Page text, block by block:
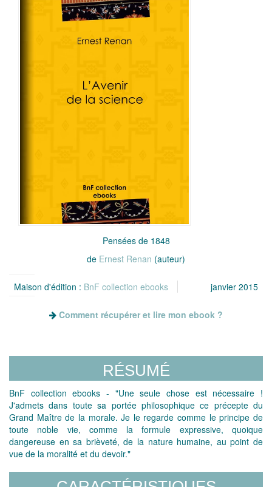
Pensées de 1848
de Ernest Renan (auteur)
Maison d'édition : BnF collection ebooks janvier 2015
Comment récupérer et lire mon ebook ?
RÉSUMÉ
BnF collection ebooks - "Une seule chose est nécessaire !
J'admets dans toute sa portée philosophique ce précepte du
Grand Maître de la morale. Je le regarde comme le principe de
toute noble vie, comme la formule expressive, quoique
dangereuse en sa brièveté, de la nature humaine, au point de
vue de la moralité et du devoir."